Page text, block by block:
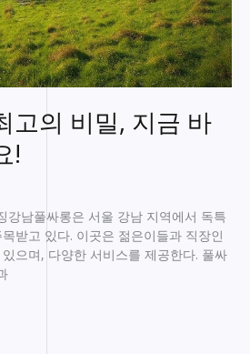
고의 비밀, 지금 바
!
강남풀싸롱은 서울 강남 지역에서 독특
받고 있다. 이곳은 젊은이들과 직장인
으며, 다양한 서비스를 제공한다. 풀싸